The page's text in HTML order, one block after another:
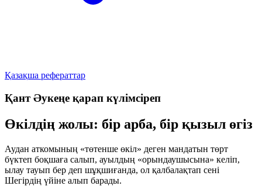
Қазақша рефераттар
Қант Әукеңе қарап күлімсіреп
Өкілдің жолы: бір арба, бір қызыл өгіз
Аудан аткомының «төтенше өкіл» деген мандатын төрт
бүктеп боқшаға салып, ауылдың «орындаушысына» келіп,
ылау тауып бер деп шұқшиғанда, ол қалбалақтап сені
Шегірдің үйіне алып барады.